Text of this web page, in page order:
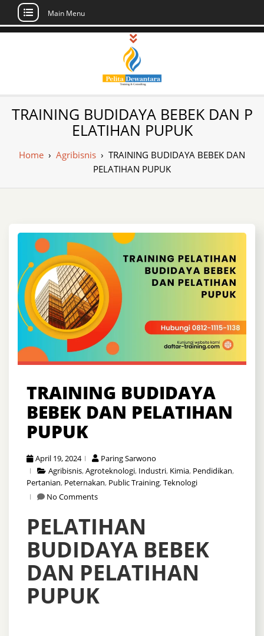
Skip
Main Menu
Pusat Pelatihan
dan Sertifikasi –
Daftar Training
Indonesia
Sertifikasi di Indonesia
TRAINING BUDIDAYA BEBEK DAN P
ELATIHAN PUPUK
Home › Agribisnis › TRAINING BUDIDAYA BEBEK DAN
PELATIHAN PUPUK
TRAINING BUDIDAYA
BEBEK DAN PELATIHAN
PUPUK
April 19, 2024
Paring Sarwono
Agribisnis,Agroteknologi, Industri, Kimia, Pendidikan,
Pertanian, Peternakan, Public Training,Teknologi
No Comments
PELATIHAN
BUDIDAYA BEBEK
DAN PELATIHAN
PUPUK